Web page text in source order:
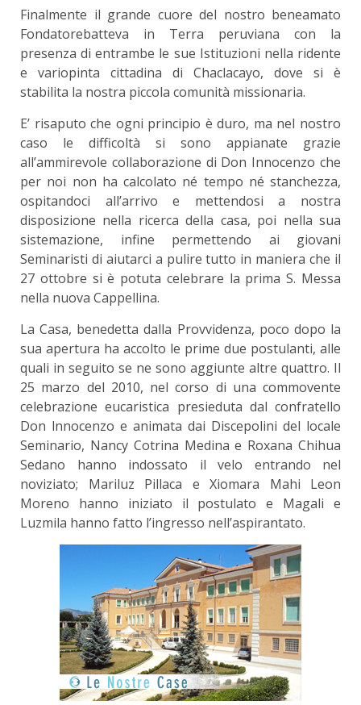
Finalmente il grande cuore del nostro beneamato
Fondatorebatteva in Terra peruviana con la
presenza di entrambe le sue Istituzioni nella ridente
e variopinta cittadina di Chaclacayo, dove si è
stabilita la nostra piccola comunità missionaria.
E’ risaputo che ogni principio è duro, ma nel nostro
caso le difficoltà si sono appianate grazie
all’ammirevole collaborazione di Don Innocenzo che
per noi non ha calcolato né tempo né stanchezza,
ospitandoci all’arrivo e mettendosi a nostra
disposizione nella ricerca della casa, poi nella sua
sistemazione, infine permettendo ai giovani
Seminaristi di aiutarci a pulire tutto in maniera che il
27 ottobre si è potuta celebrare la prima S. Messa
nella nuova Cappellina.
La Casa, benedetta dalla Provvidenza, poco dopo la
sua apertura ha accolto le prime due postulanti, alle
quali in seguito se ne sono aggiunte altre quattro. Il
25 marzo del 2010, nel corso di una commovente
celebrazione eucaristica presieduta dal confratello
Don lnnocenzo e animata dai Discepolini del locale
Seminario, Nancy Cotrina Medina e Roxana Chihua
Sedano hanno indossato il velo entrando nel
noviziato; Mariluz Pillaca e Xiomara Mahi Leon
Moreno hanno iniziato il postulato e Magali e
Luzmila hanno fatto l’ingresso nell’aspirantato.